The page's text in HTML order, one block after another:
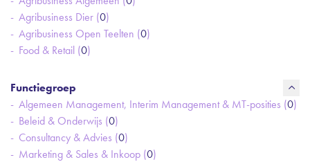
Agribusiness Dier (0)
Agribusiness Open Teelten (0)
Food & Retail (0)
Functiegroep
Algemeen Management, Interim Management & MT-posities (0)
Beleid & Onderwijs (0)
Consultancy & Advies (0)
Marketing & Sales & Inkoop (0)